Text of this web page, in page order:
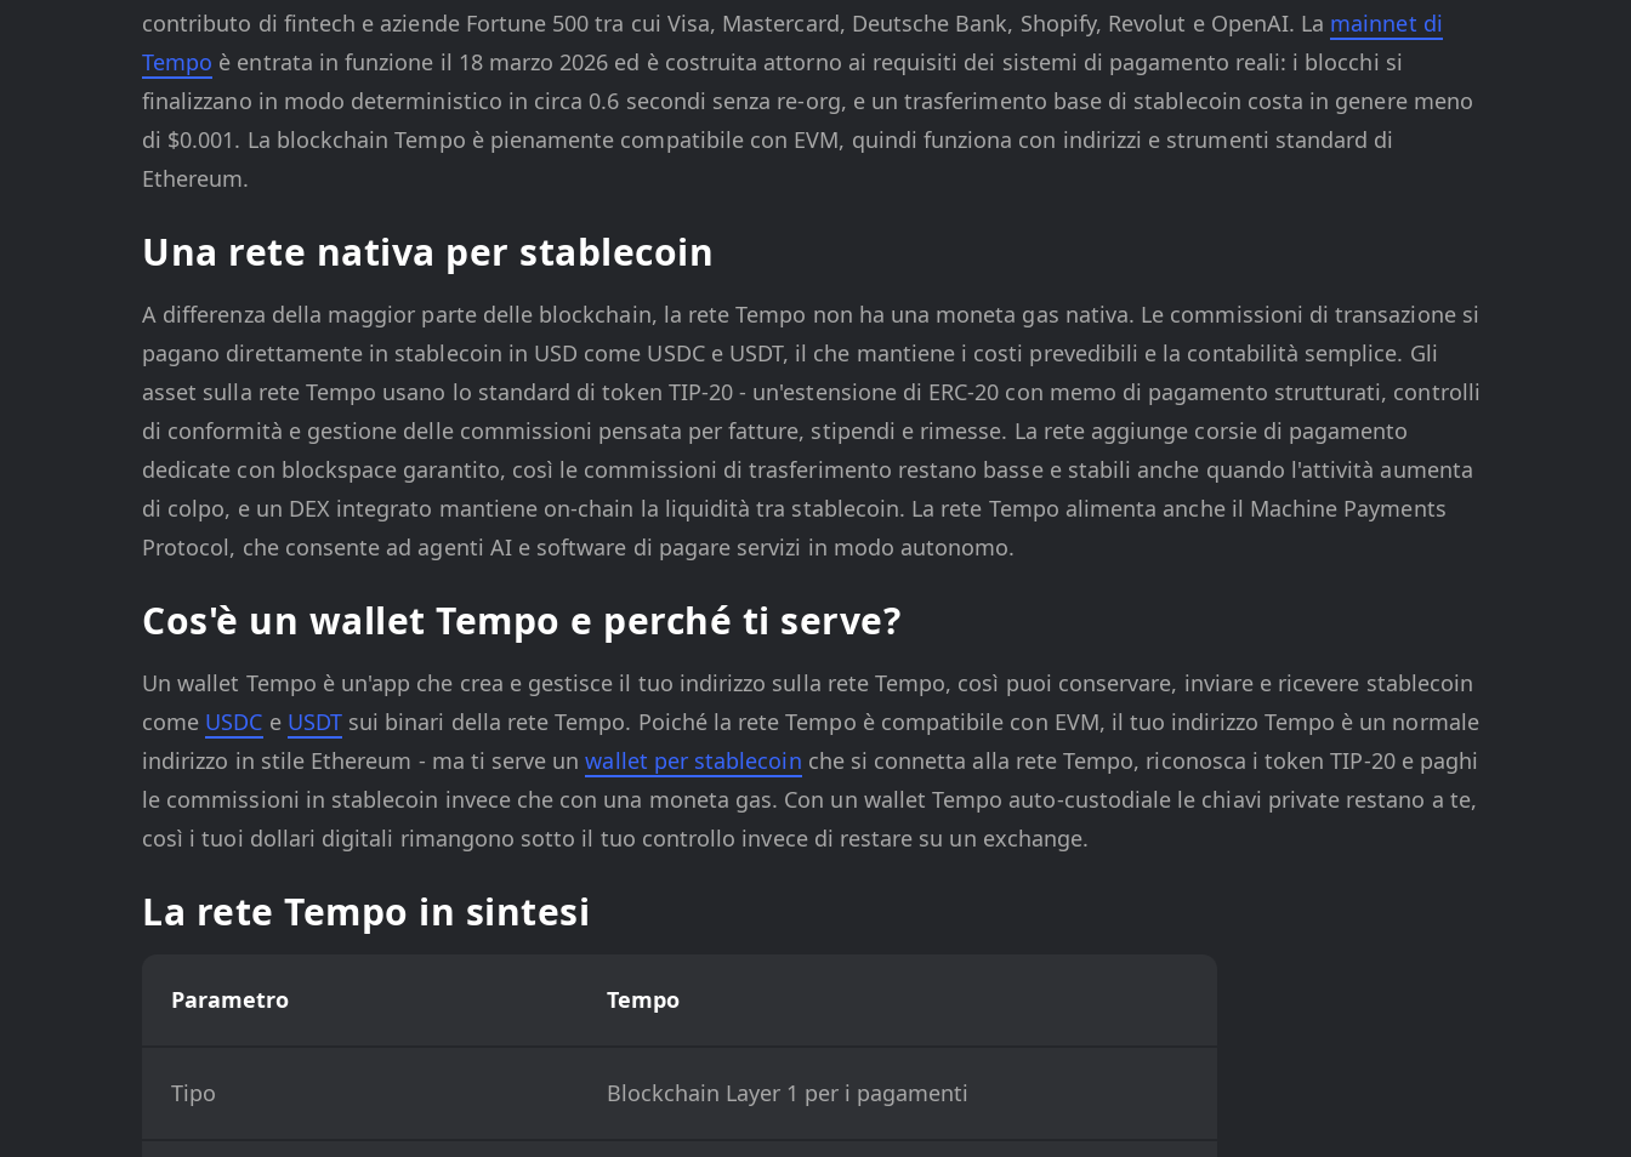
contributo di fintech e aziende Fortune 500 tra cui Visa, Mastercard, Deutsche Bank, Shopify, Revolut e OpenAI. La mainnet di
Tempo è entrata in funzione il 18 marzo 2026 ed è costruita attorno ai requisiti dei sistemi di pagamento reali: i blocchi si
finalizzano in modo deterministico in circa 0.6 secondi senza re-org, e un trasferimento base di stablecoin costa in genere meno
di $0.001. La blockchain Tempo è pienamente compatibile con EVM, quindi funziona con indirizzi e strumenti standard di
Ethereum.
Una rete nativa per stablecoin
A differenza della maggior parte delle blockchain, la rete Tempo non ha una moneta gas nativa. Le commissioni di transazione si
pagano direttamente in stablecoin in USD come USDC e USDT, il che mantiene i costi prevedibili e la contabilità semplice. Gli
asset sulla rete Tempo usano lo standard di token TIP-20 - un'estensione di ERC-20 con memo di pagamento strutturati, controlli
di conformità e gestione delle commissioni pensata per fatture, stipendi e rimesse. La rete aggiunge corsie di pagamento
dedicate con blockspace garantito, così le commissioni di trasferimento restano basse e stabili anche quando l'attività aumenta
di colpo, e un DEX integrato mantiene on-chain la liquidità tra stablecoin. La rete Tempo alimenta anche il Machine Payments
Protocol, che consente ad agenti AI e software di pagare servizi in modo autonomo.
Cos'è un wallet Tempo e perché ti serve?
Un wallet Tempo è un'app che crea e gestisce il tuo indirizzo sulla rete Tempo, così puoi conservare, inviare e ricevere stablecoin
come USDC e USDTsui binari della rete Tempo. Poiché la rete Tempo è compatibile con EVM, il tuo indirizzo Tempo è un normale
indirizzo in stile Ethereum - ma ti serve unwallet per stablecoin che si connetta alla rete Tempo, riconosca i token TIP-20 e paghi
le commissioni in stablecoin invece che con una moneta gas. Con un wallet Tempo auto-custodiale le chiavi private restano a te,
così i tuoi dollari digitali rimangono sotto il tuo controllo invece di restare su un exchange.
La rete Tempo in sintesi
Parametro Tempo
Tipo Blockchain Layer 1 per i pagamenti